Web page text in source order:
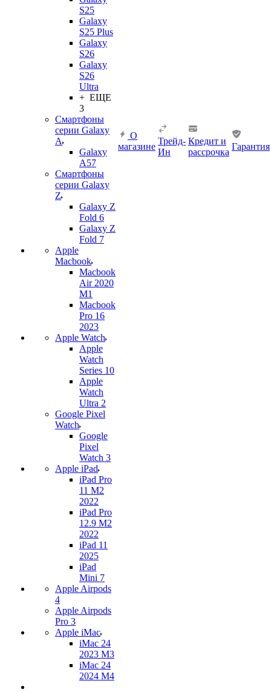
S25
Galaxy
S25 Plus
Galaxy
S26
Galaxy
S26
Ultra
+ ЕЩЕ
3
Смартфоны
серии Galaxy
A
Galaxy
A57
Смартфоны
серии Galaxy
Z
Galaxy Z
Fold 6
Galaxy Z
Fold 7
Apple
Macbook
Macbook
Air 2020
M1
Macbook
Pro 16
2023
Apple Watch
Apple
Watch
Series 10
Apple
Watch
Ultra 2
Google Pixel
Watch
Google
Pixel
Watch 3
Apple iPad
iPad Pro
11 M2
2022
iPad Pro
12.9 M2
2022
iPad 11
2025
iPad
Mini 7
Apple Airpods
4
Apple Airpods
Pro 3
Apple iMac
iMac 24
2023 M3
iMac 24
2024 M4
О
магазине
Трейд-
Ин
Кредит и
рассрочка
Гарантия